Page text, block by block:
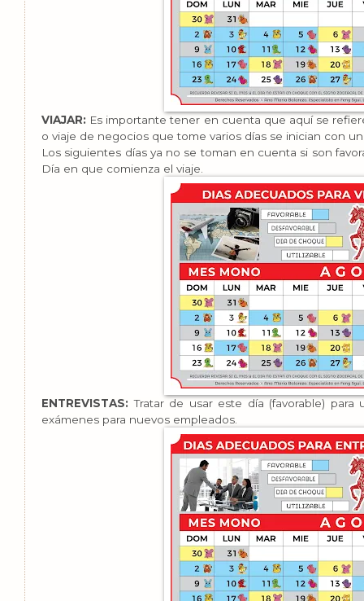
VIAJAR: Es importante tener en cuenta que aquí se
o viaje de negocios que tome varios días se inician con
Los siguientes días ya no se toman en cuenta si son
Día en que comienza el viaje.
ENTREVISTAS:Tratar de usar este día (favorable) para
exámenes para nuevos empleados.